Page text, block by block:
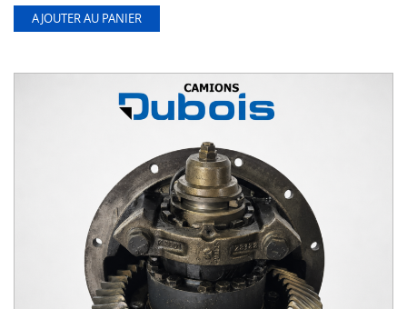
AJOUTER AU PANIER